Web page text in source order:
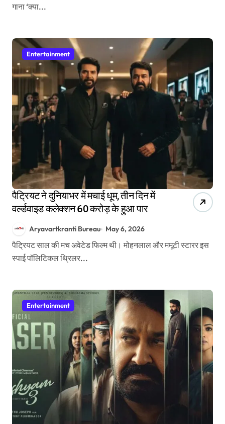
गाना ‘क्या...
Entertainment
पैट्रियट ने दुनियाभर में मचाई धूम, तीन दिन में
वर्ल्डवाइड कलेक्शन 60 करोड़ के हुआ पार
Aryavartkranti Bureau May 6, 2026
पैट्रियट साल की मच अवेटेड फिल्म थी। मोहनलाल और ममूटी स्टारर इस
स्पाई पॉलिटिकल थ्रिलर...
Entertainment